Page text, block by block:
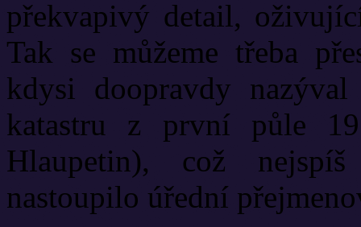
překvapivý detail,
Tak se můžeme třeba
kdysi doopravdy
katastru z první půle
Hlaupetin), což
nastoupilo úřední